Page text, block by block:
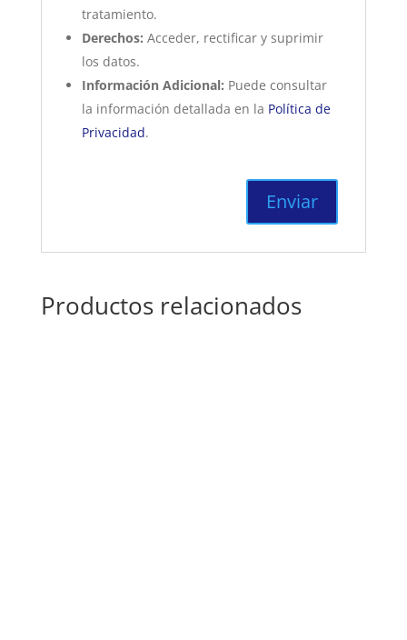
tratamiento.
Derechos: Acceder, rectificar y suprimir
los datos.
Información Adicional: Puede consultar
la información detallada en la Política de
Privacidad.
Productos relacionados